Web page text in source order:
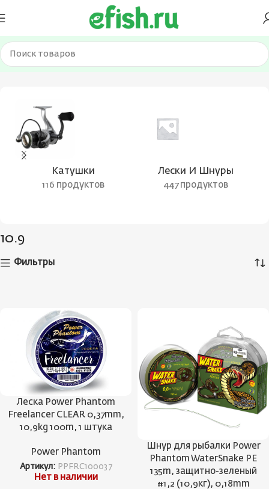
Главная Товар Разрывная нагрузка, кг 10.9
Катушки
116 продуктов
Лески И Шнуры
447 продуктов
10.9
Фильтры
Леска Power Phantom
Freelancer CLEAR 0,37mm,
10,9kg 100m, 1 штука
Power Phantom
Артикул: PPFRC100037
Нет в наличии
Шнур для рыбалки Power
Phantom WaterSnake PE
135m, защитно-зеленый
#1,2 (10,9кг), 0,18mm